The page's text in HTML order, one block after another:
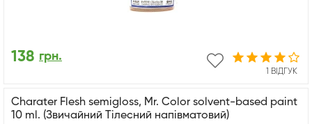
1 ВІДГУК
138 грн.
Charater Flesh semigloss, Mr. Color solvent-based paint
10 ml. (Звичайний Тілесний напівматовий)